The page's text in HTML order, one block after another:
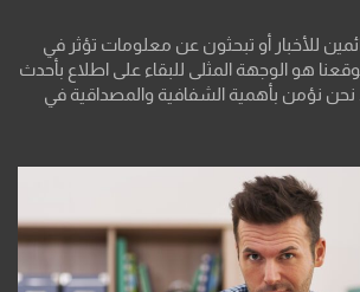
للأخبار أو تبحثون عن معلومات تؤثر في
هو الوجهة المثلى للبقاء على اطلاع بأحدث
نحن نؤمن بأهمية الشفافية والمصداقية في